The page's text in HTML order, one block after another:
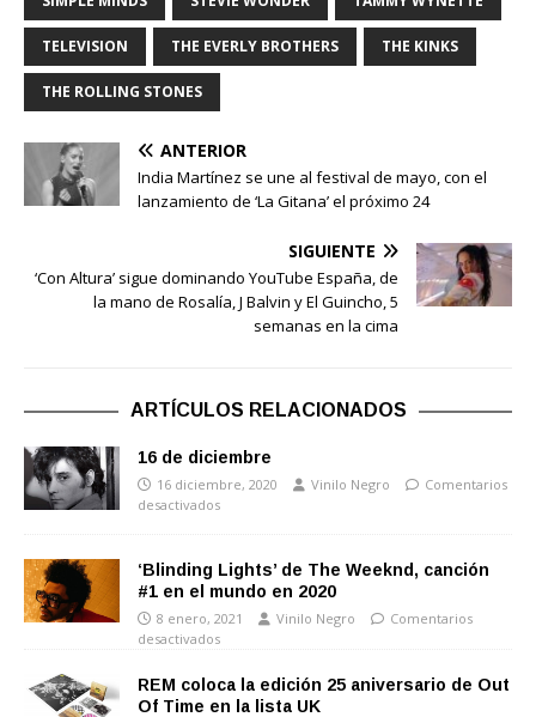
TELEVISION THE EVERLY BROTHERS THE KINKS
THE ROLLING STONES
ANTERIOR
India Martínez se une al festival de mayo, con el
lanzamiento de ‘La Gitana’ el próximo 24
SIGUIENTE
‘Con Altura’ sigue dominando YouTube España, de
la mano de Rosalía, J Balvin y El Guincho, 5
semanas en la cima
ARTÍCULOS RELACIONADOS
16 de diciembre
16 diciembre, 2020 Vinilo Negro
Comentarios
desactivados
‘Blinding Lights’ de The Weeknd, canción
#1 en el mundo en 2020
8 enero, 2021 Vinilo Negro
Comentarios
desactivados
REM coloca la edición 25 aniversario de Out
Of Time en la lista UK